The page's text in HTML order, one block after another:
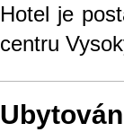
Hotel je
centru